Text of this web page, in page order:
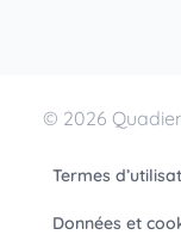
© 2026
Termes
Données et